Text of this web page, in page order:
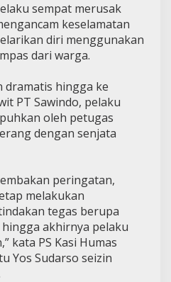
sempat merusak
keselamatan
diri menggunakan
dari warga.
dramatis hingga ke
PT Sawindo, pelaku
oleh petugas
dengan senjata
peringatan,
melakukan
tegas berupa
akhirnya pelaku
kata PS Kasi Humas
Yos Sudarso seizin